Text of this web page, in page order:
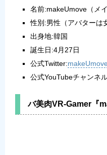
名前:makeUmove（メ
性別:男性（アバターは
出身地:韓国
誕生日:4月27日
公式Twitter:makeUmove
公式YouTubeチャンネ
バ美肉VR-Gamer『